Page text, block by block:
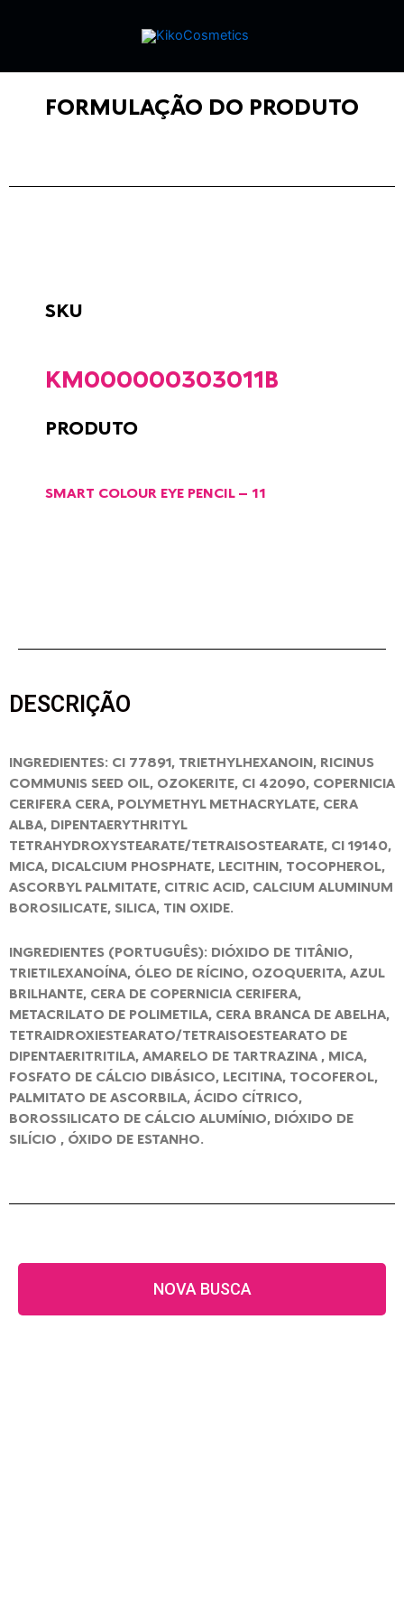
FORMULAÇÃO DO PRODUTO
SKU
KM000000303011B
PRODUTO
SMART COLOUR EYE PENCIL – 11
DESCRIÇÃO
INGREDIENTES: CI 77891, TRIETHYLHEXANOIN, RICINUS
COMMUNIS SEED OIL, OZOKERITE, CI 42090, COPERNICIA
CERIFERA CERA, POLYMETHYL METHACRYLATE, CERA
ALBA, DIPENTAERYTHRITYL
TETRAHYDROXYSTEARATE/TETRAISOSTEARATE, CI 19140,
MICA, DICALCIUM PHOSPHATE, LECITHIN, TOCOPHEROL,
ASCORBYL PALMITATE, CITRIC ACID, CALCIUM ALUMINUM
BOROSILICATE, SILICA, TIN OXIDE.
INGREDIENTES (PORTUGUÊS): DIÓXIDO DE TITÂNIO,
TRIETILEXANOÍNA, ÓLEO DE RÍCINO, OZOQUERITA, AZUL
BRILHANTE, CERA DE COPERNICIA CERIFERA,
METACRILATO DE POLIMETILA, CERA BRANCA DE ABELHA,
TETRAIDROXIESTEARATO/TETRAISOESTEARATO DE
DIPENTAERITRITILA, AMARELO DE TARTRAZINA , MICA,
FOSFATO DE CÁLCIO DIBÁSICO, LECITINA, TOCOFEROL,
PALMITATO DE ASCORBILA, ÁCIDO CÍTRICO,
BOROSSILICATO DE CÁLCIO ALUMÍNIO, DIÓXIDO DE
SILÍCIO , ÓXIDO DE ESTANHO.
NOVA BUSCA